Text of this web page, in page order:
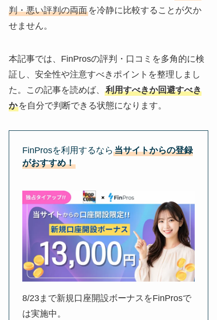
判・悪い評判の両面を冷静に比較することが欠か
せません。
本記事では、FinProsの評判・口コミを多角的に検
証し、安全性や注意すべきポイントを整理しまし
た。この記事を読めば、 利用すべきか回避すべき
かを自分で判断できる状態になります。
FinProsを利用するなら当サイトからの登録
がおすすめ！
8/23まで新規口座開設ボーナスをFinProsで
は実施中。